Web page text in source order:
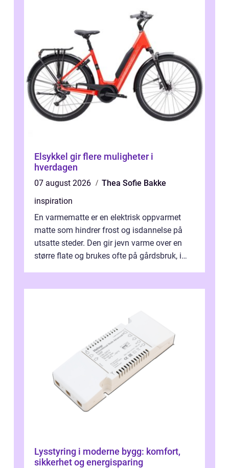
Elsykkel gir flere muligheter i
hverdagen
07 august 2026
Thea Sofie Bakke
inspiration
En varmematte er en elektrisk oppvarmet
matte som hindrer frost og isdannelse på
utsatte steder. Den gir jevn varme over en
større flate og brukes ofte på gårdsbruk, i
Lysstyring i moderne bygg: komfort,
sikkerhet og energisparing